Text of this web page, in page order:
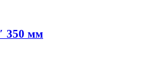
350 мм